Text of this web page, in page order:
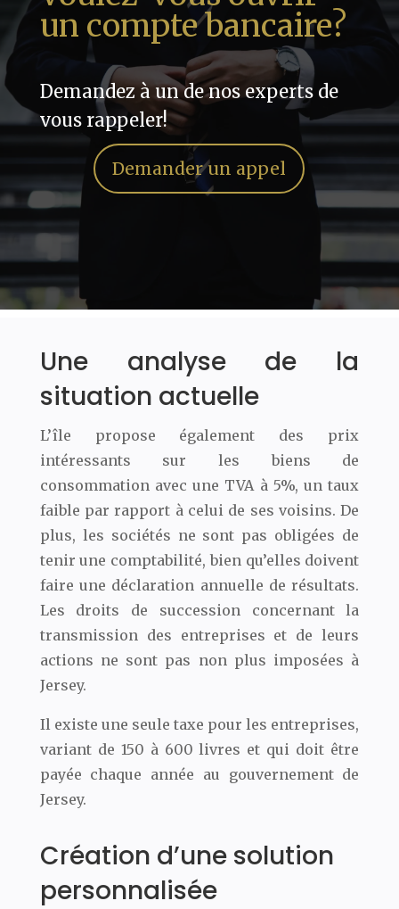
un compte bancaire?
Demandez à un de nos experts de
vous rappeler!
Demander un appel
Une analyse de la
situation actuelle
L’île propose également des prix
intéressants sur les biens de
consommation avec une TVA à 5%, un taux
faible par rapport à celui de ses voisins. De
plus, les sociétés ne sont pas obligées de
tenir une comptabilité, bien qu’elles doivent
faire une déclaration annuelle de résultats.
Les droits de succession concernant la
transmission des entreprises et de leurs
actions ne sont pas non plus imposées à
Jersey.
Il existe une seule taxe pour les entreprises,
variant de 150 à 600 livres et qui doit être
payée chaque année au gouvernement de
Jersey.
Création d’une solution
personnalisée